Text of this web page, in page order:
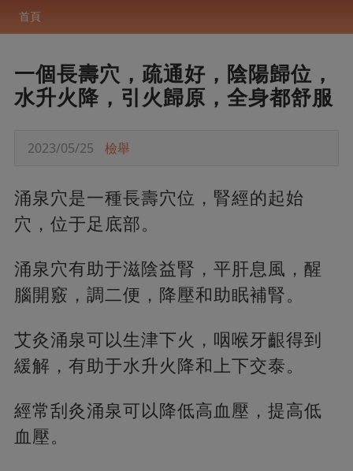
首頁
一個長壽穴，疏通好，陰陽歸位，
水升火降，引火歸原，全身都舒服
2023/05/25 檢舉
涌泉穴是一種長壽穴位，腎經的起始
穴，位于足底部。
涌泉穴有助于滋陰益腎，平肝息風，醒
腦開竅，調二便，降壓和助眠補腎。
艾灸涌泉可以生津下火，咽喉牙齦得到
緩解，有助于水升火降和上下交泰。
經常刮灸涌泉可以降低高血壓，提高低
血壓。